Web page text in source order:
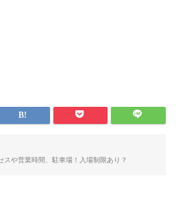
スや営業時間、駐車場！入場制限あり？